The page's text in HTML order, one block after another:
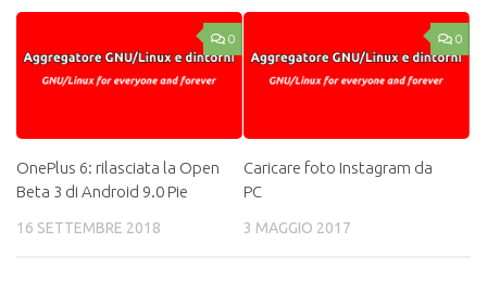
0
OnePlus 6: rilasciata la Open
Beta 3 di Android 9.0 Pie
16 SETTEMBRE 2018
0
Caricare foto Instagram da
PC
3 MAGGIO 2017